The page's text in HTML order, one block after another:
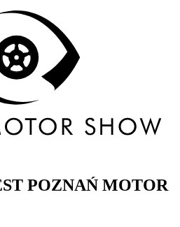
POZNAŃ MOTOR